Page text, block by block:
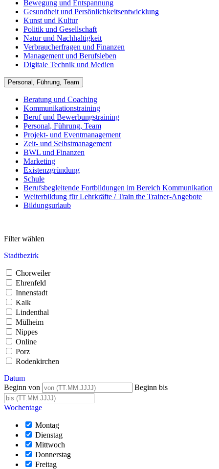
Bewegung und Entspannung
Gesundheit und Persönlichkeitsentwicklung
Kunst und Kultur
Politik und Gesellschaft
Natur und Nachhaltigkeit
Verbraucherfragen und Finanzen
Management und Berufsleben
Digitale Technik und Medien
Personal, Führung, Team
Beratung und Coaching
Kommunikationstraining
Beruf und Bewerbungstraining
Personal, Führung, Team
Projekt- und Eventmanagement
Zeit- und Selbstmanagement
BWL und Finanzen
Marketing
Existenzgründung
Schule
Berufsbegleitende Fortbildungen im Bereich Kommunikation
Weiterbildung für Lehrkräfte / Train the Trainer-Angebote
Bildungsurlaub
Filter wählen
Stadtbezirk
Chorweiler
Ehrenfeld
Innenstadt
Kalk
Lindenthal
Mülheim
Nippes
Online
Porz
Rodenkirchen
Datum
Beginn von
Beginn bis
Wochentage
Montag
Dienstag
Mittwoch
Donnerstag
Freitag